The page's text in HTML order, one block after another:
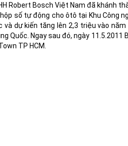
Robert Bosch Việt Nam đã khánh
số tự động cho ôtô tại Khu Công
dự kiến tăng lên 2,3 triệu vào
Quốc. Ngay sau đó, ngày
TP HCM.